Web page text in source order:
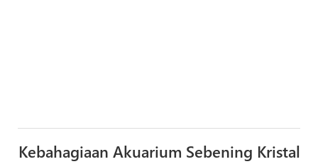
Kebahagiaan Akuarium Sebening Kristal